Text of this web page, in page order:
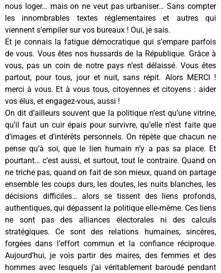
nous loger… mais on ne veut pas urbaniser… Sans compter
les innombrables textes réglementaires et autres qui
viennent s’empiler sur vos bureaux ! Oui, je sais.
Et je connais la fatigue démocratique qui s’empare parfois
de vous. Vous êtes nos hussards de la République. Grâce à
vous, pas un coin de notre pays n’est délaissé. Vous êtes
partout, pour tous, jour et nuit, sans répit. Alors MERCI !
merci à vous. Et à vous tous, citoyennes et citoyens : aider
vos élus, et engagez-vous, aussi !
On dit d’ailleurs souvent que la politique n’est qu’une vitrine,
qu’il faut un cuir épais pour survivre, qu’elle n’est faite que
d’images et d’intérêts personnels. On répète que chacun ne
pense qu’à soi, que le lien humain n’y a pas sa place. Et
pourtant… c’est aussi, et surtout, tout le contraire. Quand on
ne triche pas, quand on fait de son mieux, quand on partage
ensemble les coups durs, les doutes, les nuits blanches, les
décisions difficiles… alors se tissent des liens profonds,
authentiques, qui dépassent la politique elle-même. Ces liens
ne sont pas des alliances électorales ni des calculs
stratégiques. Ce sont des relations humaines, sincères,
forgées dans l’effort commun et la confiance réciproque.
Aujourd’hui, je vois partir des maires, des femmes et des
hommes avec lesquels j’ai véritablement baroudé pendant